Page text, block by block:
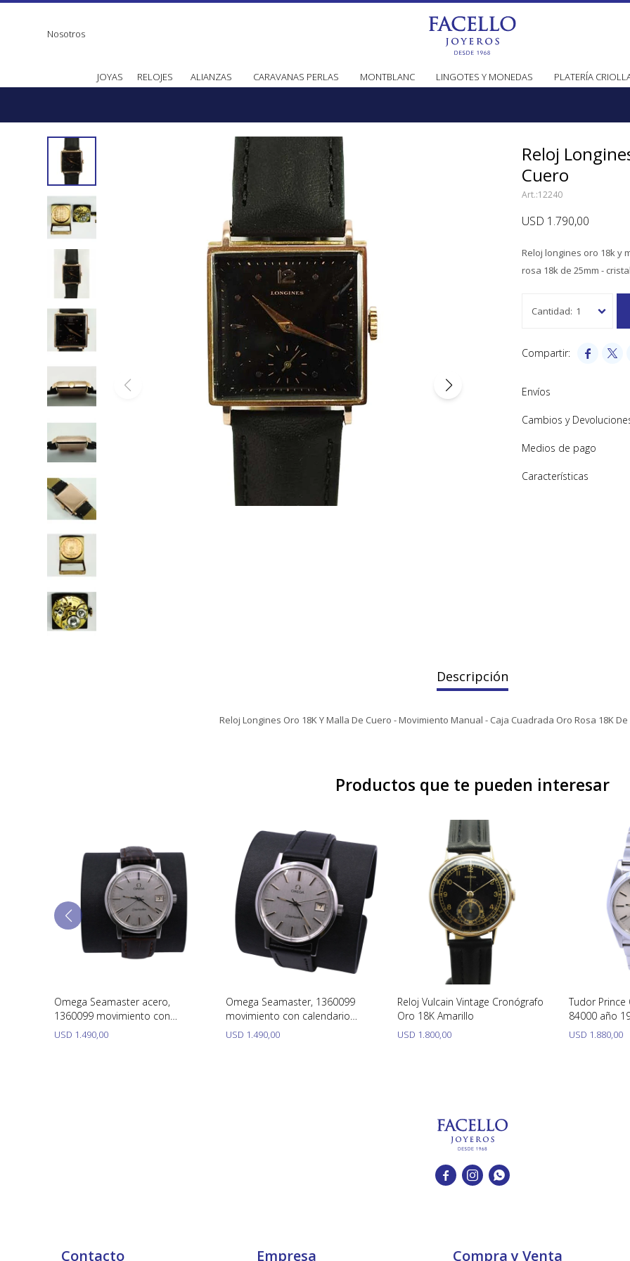
JOYAS RELOJES ALIANZAS CARAVANAS PERLAS MONTBLANC LINGOTES Y MONEDAS PLATERÍA
Nosotros
Reloj
Cuero
12240
USD 1.790,00
Reloj longines oro 18k y
rosa 18k de 25mm -
1
 
Envíos
Cambios y
Medios de pago
Características
Descripción
Reloj Longines Oro 18K Y Malla De Cuero - Movimiento Manual - Caja Cuadrada Oro Rosa 18K
Productos que te pueden interesar
Omega Seamaster acero,
1360099 movimiento con
calendario rápido, acero 35 mm
año 1980.
USD 1.490,00
Omega Seamaster, 1360099
movimiento con calendario
rápido, acero 35 mm año 1980.
USD 1.490,00
Reloj Vulcain Vintage Cronógrafo
Oro 18K Amarillo
USD 1.800,00
Tudor
84000 año
acero
USD 1.880,00
  
Contacto Empresa Compra y Venta